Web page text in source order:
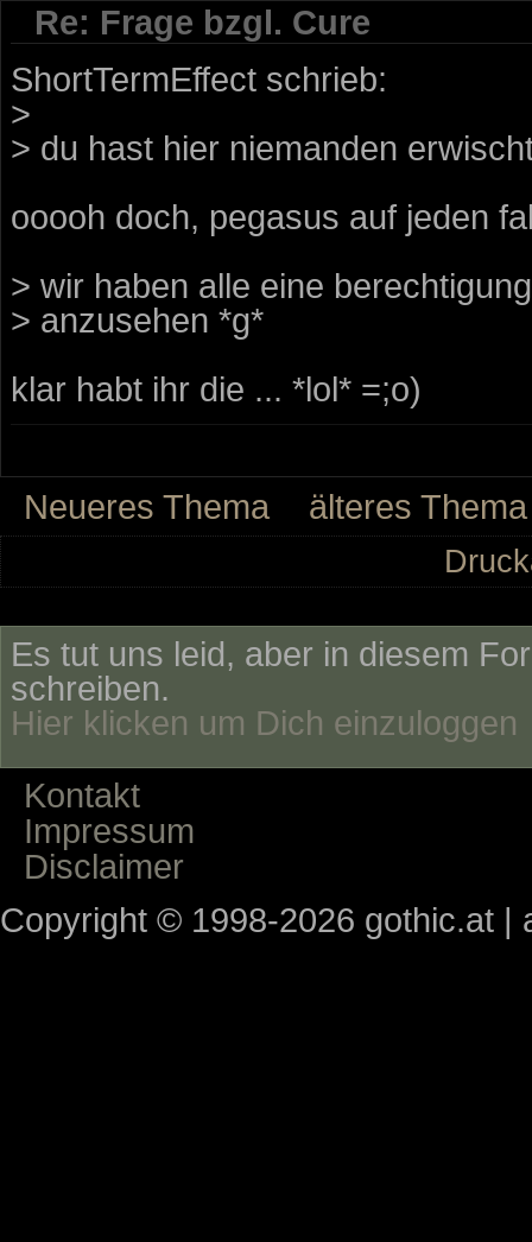
Re: Frage bzgl. Cure
ShortTermEffect schrieb:
>
> du hast hier niemanden
ooooh doch, pegasus auf jeden
> wir haben alle eine
> anzusehen *g*
klar habt ihr die ... *lol* =;o)
Neueres Thema älteres Thema
Es tut uns leid, aber in diesem
schreiben.
Hier klicken um Dich einzuloggen
Kontakt
Impressum
Disclaimer
Copyright © 1998-2026 gothic.at |